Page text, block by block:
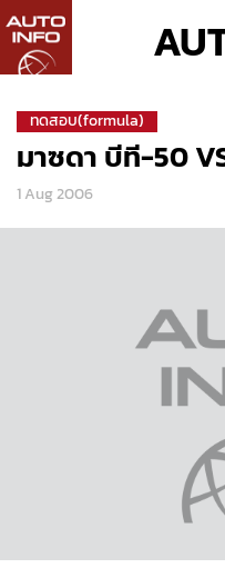
ทดสอบ(formula)
มาซดา บีที-50
1 Aug 2006